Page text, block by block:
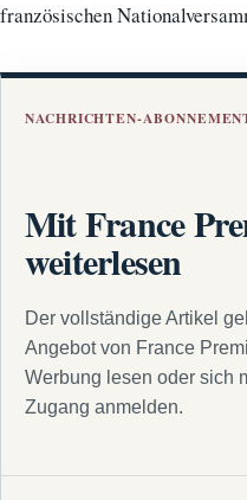
französischen
NACHRICHTEN-
Mit France
weiterlesen
Der vollständige Artikel
Angebot von France
Werbung lesen oder sich
Zugang anmelden.